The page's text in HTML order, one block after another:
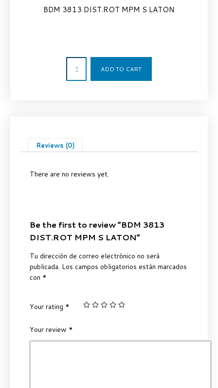
BDM 3813 DIST.ROT MPM S LATON
ADD TO CART
Reviews (0)
There are no reviews yet.
Be the first to review “BDM 3813
DIST.ROT MPM S LATON”
Tu dirección de correo electrónico no será
publicada. Los campos obligatorios están marcados
con *
Your rating *
Your review *